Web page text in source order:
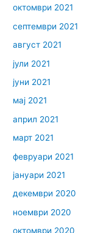
октомври 2021
септември 2021
август 2021
јули 2021
јуни 2021
мај 2021
април 2021
март 2021
февруари 2021
јануари 2021
декември 2020
ноември 2020
октомври 2020